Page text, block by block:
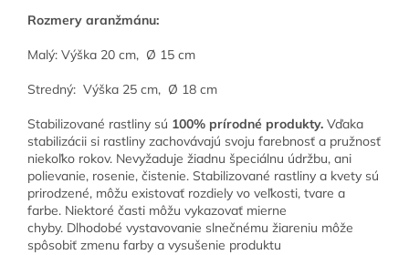
Rozmery aranžmánu:
Malý: Výška 20 cm, Ø 15 cm
Stredný: Výška 25 cm, Ø 18 cm
Stabilizované rastliny sú 100% prírodné produkty. Vďaka
stabilizácii si rastliny zachovávajú svoju farebnosť a pružnosť
niekoľko rokov. Nevyžaduje žiadnu špeciálnu údržbu, ani
polievanie, rosenie, čistenie. Stabilizované rastliny a kvety sú
prirodzené, môžu existovať rozdiely vo veľkosti, tvare a
farbe. Niektoré časti môžu vykazovať mierne
chyby. Dlhodobé vystavovanie slnečnému žiareniu môže
spôsobiť zmenu farby a vysušenie produktu